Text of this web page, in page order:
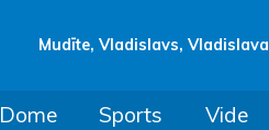
Mudīte, Vladislavs, Vladislava
Dome Sports Vide